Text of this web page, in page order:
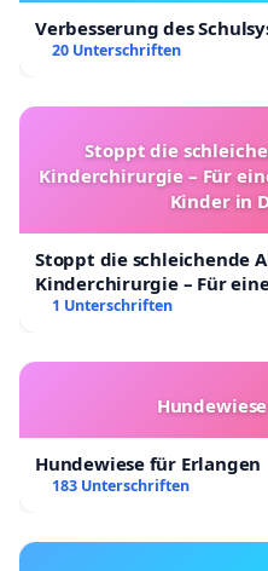
Verbesserung des
20 Unterschriften
Stoppt die
Kinderchirurgie – Für
Kinder in
Stoppt die schleichende
Kinderchirurgie – Für
Kinder in Deutschland
1 Unterschriften
Hundewiese für Erlangen
183 Unterschriften